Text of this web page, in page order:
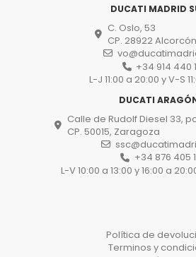
DUCATI MADRID
C. Oslo, 53
CP. 28922
+34 914 440
L-J 11:00 a 20:00 y V-S
DUCATI
Calle de Rudolf Diesel 33,
CP. 50015, Zaragoza
+34 876 405
L-V 10:00 a 13:00 y 16:00 a
Política de
Terminos y